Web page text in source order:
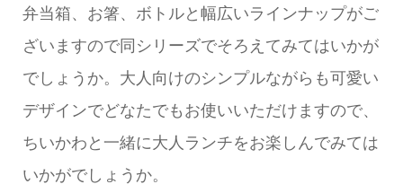
弁当箱、お箸、ボトルと幅広いラインナップがご
ざいますので同シリーズでそろえてみてはいかが
でしょうか。大人向けのシンプルながらも可愛い
デザインでどなたでもお使いいただけますので、
ちいかわと一緒に大人ランチをお楽しんでみては
いかがでしょうか。